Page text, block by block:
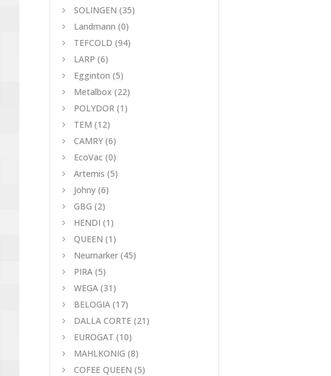
SOLINGEN (35)
Landmann (0)
TEFCOLD (94)
LARP (6)
Egginton (5)
Metalbox (22)
POLYDOR (1)
TEM (12)
CAMRY (6)
EcoVac (0)
Artemis (5)
Johny (6)
GBG (2)
HENDI (1)
QUEEN (1)
Neumarker (45)
PIRA (5)
WEGA (31)
BELOGIA (17)
DALLA CORTE (21)
EUROGAT (10)
MAHLKONIG (8)
COFEE QUEEN (5)